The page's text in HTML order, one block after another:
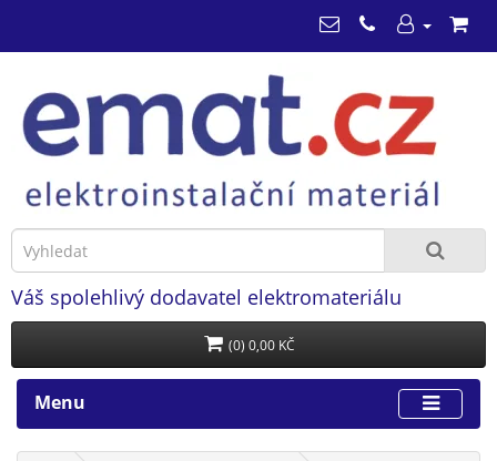
Váš spolehlivý dodavatel elektromateriálu
(0) 0,00 KČ
Menu